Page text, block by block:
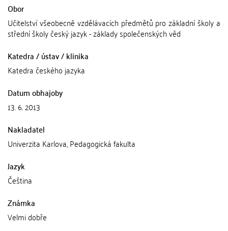
Obor
Učitelství všeobecně vzdělávacích předmětů pro základní školy a
střední školy český jazyk - základy společenských věd
Katedra / ústav / klinika
Katedra českého jazyka
Datum obhajoby
13. 6. 2013
Nakladatel
Univerzita Karlova, Pedagogická fakulta
Jazyk
Čeština
Známka
Velmi dobře